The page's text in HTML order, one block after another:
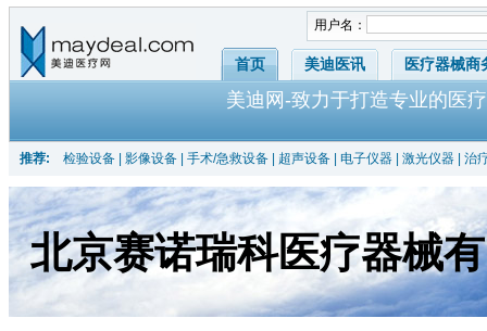
用户名：
首页 美迪医讯 医疗器械商
美迪网-致力于打造专业的医
推荐: 检验设备 影像设备 手术/急救设备 超声设备 电子仪器 激光仪器 治
北京赛诺瑞科医疗器械